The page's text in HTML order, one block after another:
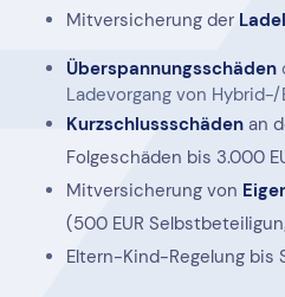
Mitversicherung der
Überspannungsschäden
Ladevorgang von
Kurzschlussschäden an
Folgeschäden bis 3.000
Mitversicherung von
(500 EUR
Eltern-Kind-Regelung bis